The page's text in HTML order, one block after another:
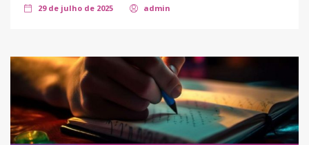
29 de julho de 2025 admin